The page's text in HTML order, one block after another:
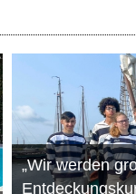
„Wir werden